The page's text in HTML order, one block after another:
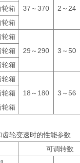
37～370
2～24
轮箱
轮箱
轮箱
29～290
3～50
轮箱
轮箱
轮箱
18～180
3～56
轮箱
轮箱
齿轮变速时的性能参数
可调转数